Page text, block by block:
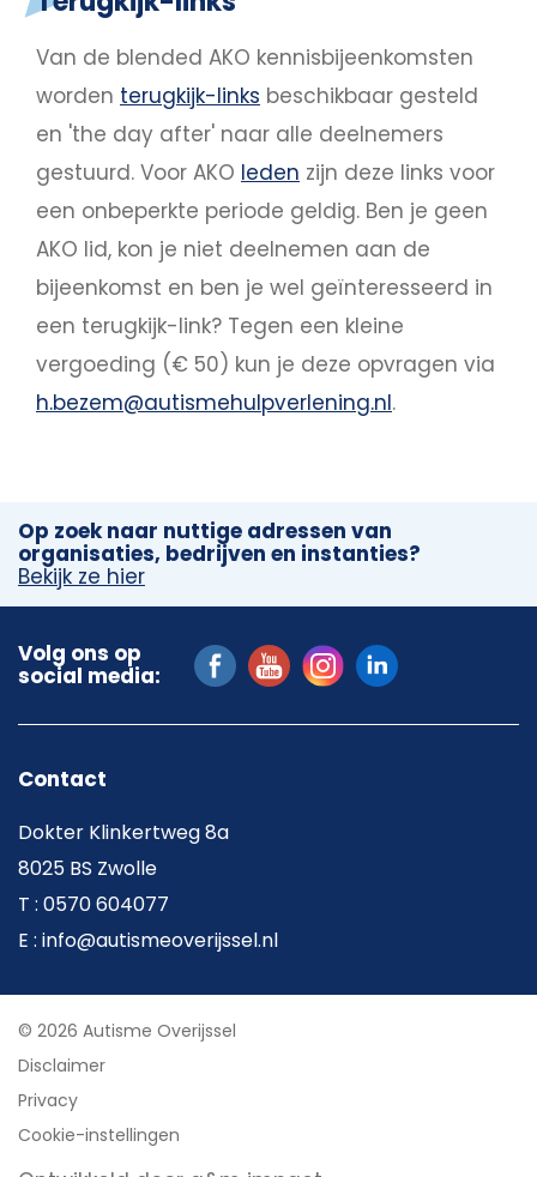
Van de blended AKO kennisbijeenkomsten
worden terugkijk-links beschikbaar gesteld
en 'the day after' naar alle deelnemers
gestuurd. Voor AKO leden zijn deze links voor
een onbeperkte periode geldig. Ben je geen
AKO lid, kon je niet deelnemen aan de
bijeenkomst en ben je wel geïnteresseerd in
een terugkijk-link? Tegen een kleine
vergoeding (€ 50) kun je deze opvragen via
h.bezem@autismehulpverlening.nl.
Op zoek naar nuttige adressen van
organisaties, bedrijven en instanties?
Bekijk ze hier
Volg ons op
social media:
Contact
Dokter Klinkertweg 8a
8025 BS Zwolle
T : 0570 604077
E : info@autismeoverijssel.nl
© 2026 Autisme Overijssel
Disclaimer
Privacy
Cookie-instellingen